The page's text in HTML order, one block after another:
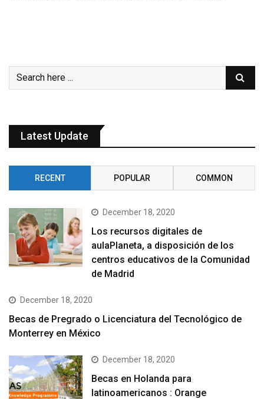
Latest Update
RECENT POPULAR COMMON
December 18, 2020
Los recursos digitales de
aulaPlaneta, a disposición de los
centros educativos de la Comunidad
de Madrid
December 18, 2020
Becas de Pregrado o Licenciatura del Tecnológico de
Monterrey en México
December 18, 2020
Becas en Holanda para
latinoamericanos : Orange